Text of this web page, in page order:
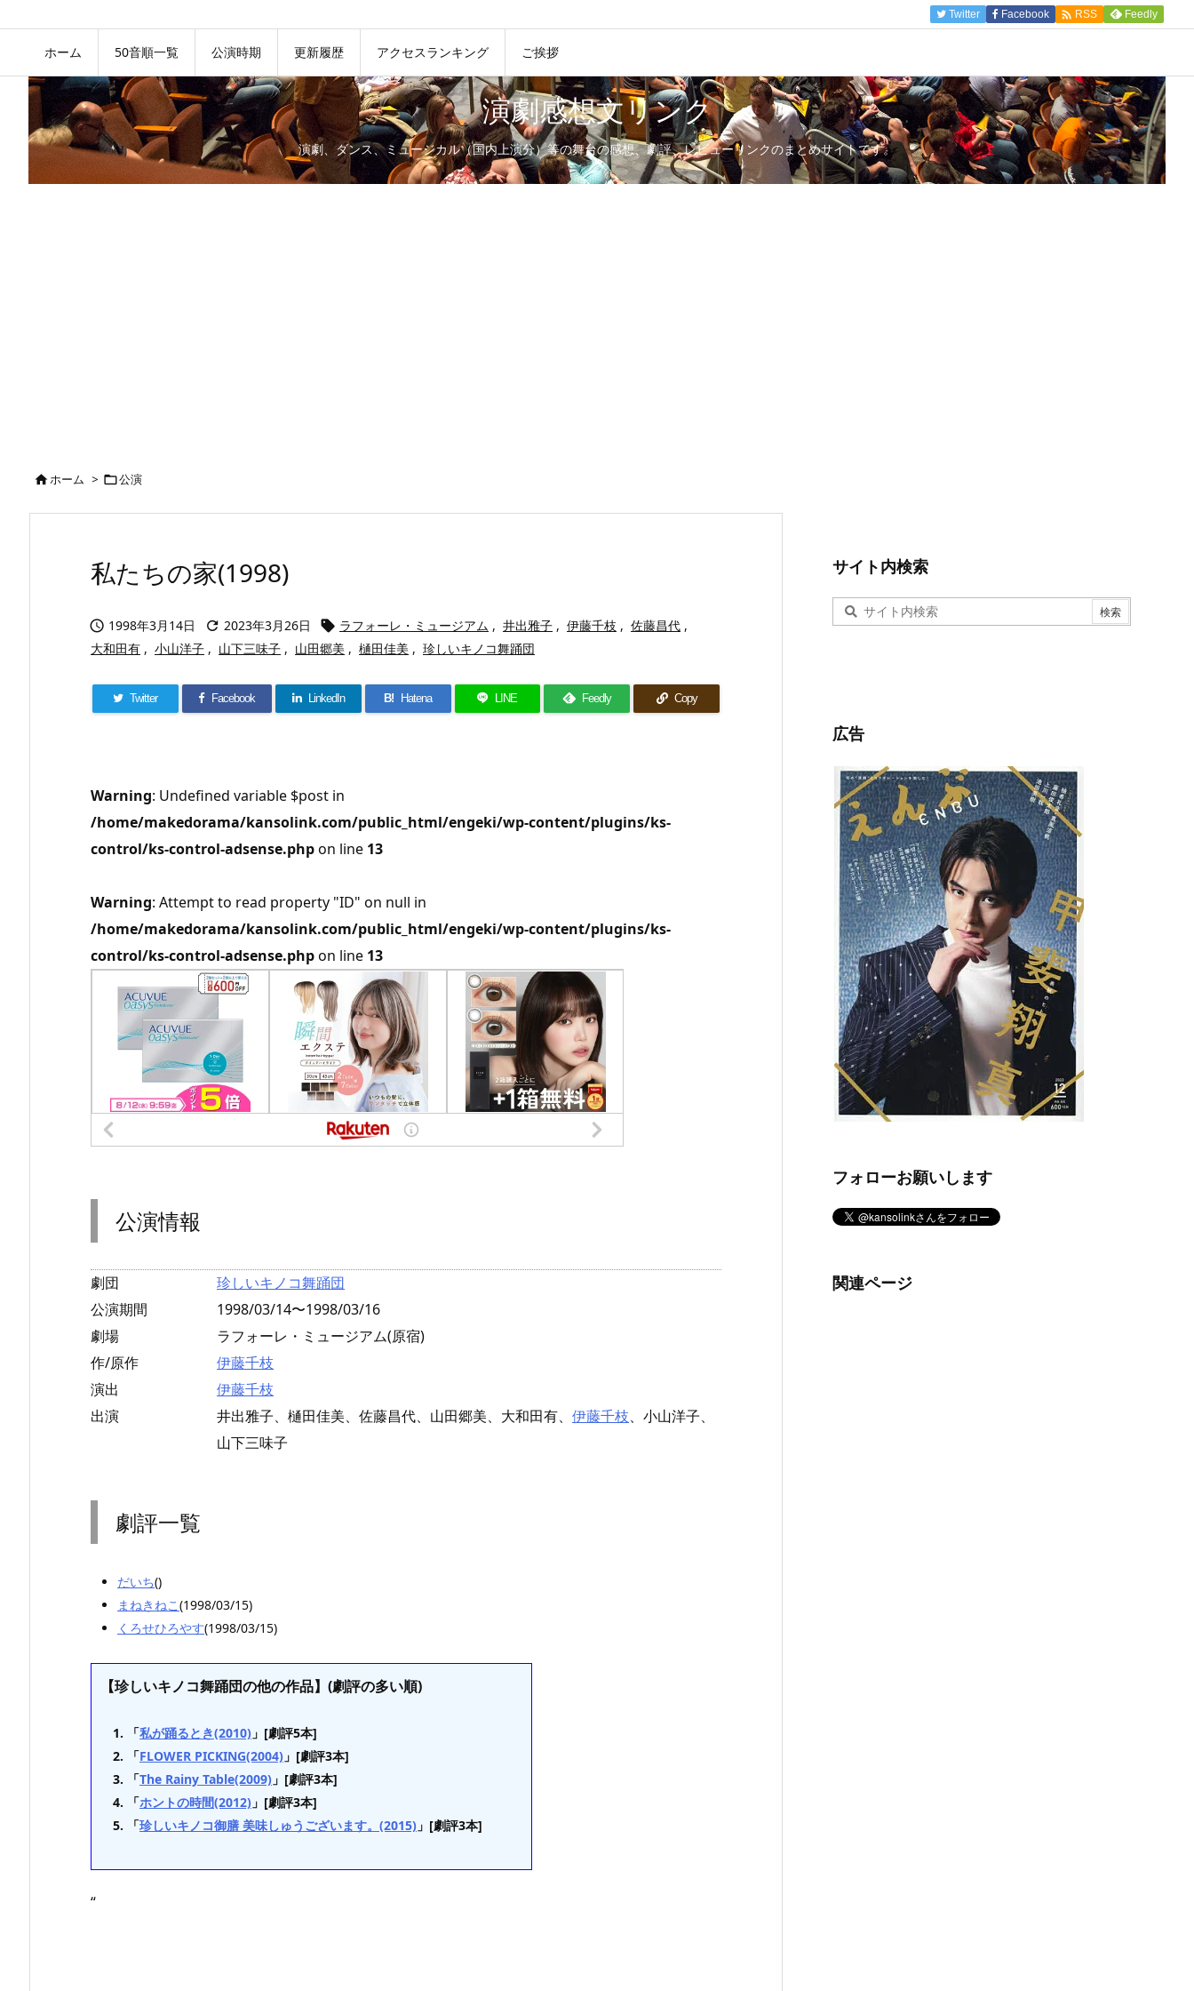
ホーム 50音順一覧 公演時期 更新履歴 アクセスランキング ご挨拶
Twitter Facebook  RSS Feedly
演劇感想文リンク
演劇、ダンス、ミュージカル（国内上演分）等の舞台の感想、劇評、レビューリンクのまとめサイトです。
ホーム > 公演
私たちの家(1998)
 1998年3月14日  2023年3月26日  ラフォーレ・ミュージアム , 井出雅子 , 伊藤千枝 , 佐藤昌代 ,
大和田有 , 小山洋子 , 山下三味子 , 山田郷美 , 樋田佳美 , 珍しいキノコ舞踊団
Twitter Facebook LinkedIn B! Hatena LINE Feedly Copy
Warning: Undefined variable $post in
/home/makedorama/kansolink.com/public_html/engeki/wp-content/plugins/ks-
control/ks-control-adsense.phpon line 13
Warning: Attempt to read property "ID" on null in
/home/makedorama/kansolink.com/public_html/engeki/wp-content/plugins/ks-
control/ks-control-adsense.phpon line 13
公演情報
劇団
珍しいキノコ舞踊団
公演期間
1998/03/14〜1998/03/16
劇場
ラフォーレ・ミュージアム(原宿)
作/原作
伊藤千枝
演出
伊藤千枝
出演
井出雅子、樋田佳美、佐藤昌代、山田郷美、大和田有、 伊藤千枝、小山洋子、
山下三味子
劇評一覧
だいち()
まねきねこ(1998/03/15)
くろせひろやす(1998/03/15)
【珍しいキノコ舞踊団の他の作品】(劇評の多い順)
「私が踊るとき(2010) 」[劇評5本]
「FLOWER PICKING(2004) 」[劇評3本]
「The Rainy Table(2009) 」[劇評3本]
「ホントの時間(2012) 」[劇評3本]
「珍しいキノコ御膳 美味しゅうございます。(2015) 」[劇評3本]
“
サイト内検索
広告
フォローお願いします
関連ページ